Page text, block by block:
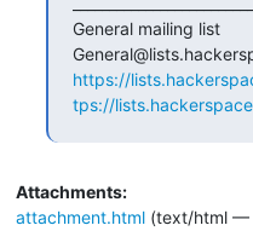
General mailing list
https://
tps://
Attachments:
attachment.html(text/html —